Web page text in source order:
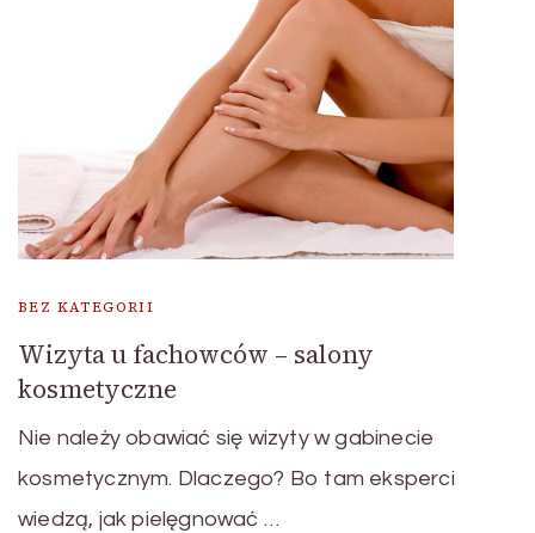
BEZ KATEGORII
Wizyta u fachowców – salony
kosmetyczne
Nie należy obawiać się wizyty w gabinecie
kosmetycznym. Dlaczego? Bo tam eksperci
wiedzą, jak pielęgnować …